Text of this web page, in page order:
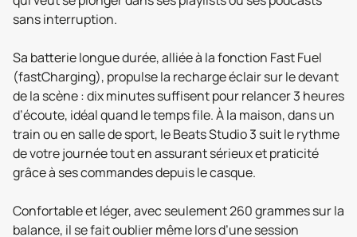
sans interruption.
Sa batterie longue durée, alliée à la fonction Fast Fuel
(fastCharging), propulse la recharge éclair sur le devant
de la scène : dix minutes suffisent pour relancer 3 heures
d’écoute, idéal quand le temps file. À la maison, dans un
train ou en salle de sport, le Beats Studio 3 suit le rythme
de votre journée tout en assurant sérieux et praticité
grâce à ses commandes depuis le casque.
Confortable et léger, avec seulement 260 grammes sur la
balance, il se fait oublier même lors d’une session